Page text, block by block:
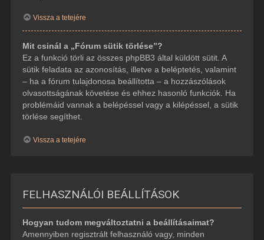
Vissza a tetejére
Mit csinál a „Fórum sütik törlése”?
Ez a funkció törli az összes phpBB3 által küldött sütit. A
sütik feladata az azonosítás, illetve a beléptetés, valamint
– ha a fórum tulajdonosa beállította – a hozzászólások
olvasottságának követése és ehhez hasonló funkciók. Ha
problémáid vannak a belépéssel vagy a kilépéssel, a sütik
törlése segíthet.
Vissza a tetejére
FELHASZNÁLÓI BEÁLLÍTÁSOK
Hogyan tudom megváltoztatni a beállításaimat?
Amennyiben regisztrált felhasználó vagy, minden